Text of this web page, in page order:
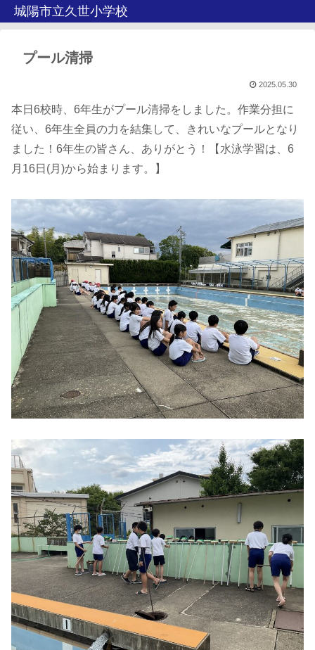
城陽市立久世小学校
プール清掃
2025.05.30
本日6校時、6年生がプール清掃をしました。作業分担に
従い、6年生全員の力を結集して、きれいなプールとなり
ました！6年生の皆さん、ありがとう！【水泳学習は、6
月16日(月)から始まります。】